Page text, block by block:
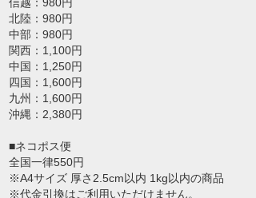
北陸：980円
中部：980円
関西：1,100円
中国：1,250円
四国：1,600円
九州：1,600円
沖縄：2,380円
■ネコポス便
全国一律550円
※A4サイズ 厚さ2.5cm以内 1kg以内の商品
※代金引換はご利用いただけません。